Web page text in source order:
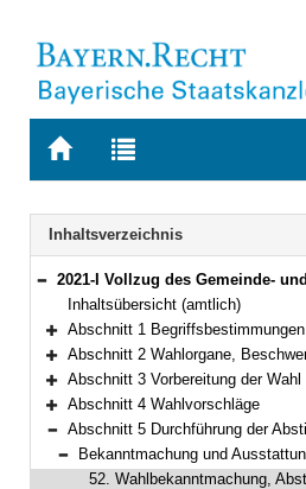
Zur
BAYERN.RECHT
Zur
letzten
Suche
Navigation
Inhaltsverzeichnis
Bereich reduzieren
2021-I Vollzug des Gemeinde- und Landkreiswahlgesetzes und der Gemeinde- und Landkreiswahlordnung (Gemeinde- und Landkreiswahlbekanntmachung – GLKrWBek)
Inhaltsübersicht (amtlich)
Bereich erweitern
Abschnitt 1
Bereich erweitern
Abschnitt 2 Wahlorgane,
Bereich erweitern
Abschnitt 3 Vorbereitung der Wahl
Bereich erweitern
Abschnitt 4 Wahlvorschläge
Bereich reduzieren
Abschnitt 5 Durchführung der Abstimmung,
Bereich reduzieren
Bekanntmachung und
52. Wahlbekanntmachung, Abstimmungsräume, Wahlkabinen,